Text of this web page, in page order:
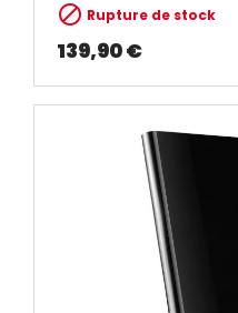
 Rupture de stock
139,90 €